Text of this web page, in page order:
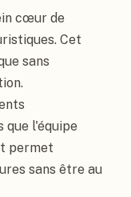
cœur de
Cet
sans
que l'équipe
permet
sans être au